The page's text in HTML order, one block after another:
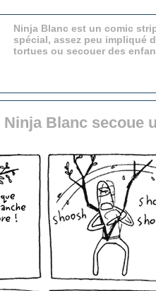
Ninja Blanc est un comic
spécial, assez peu impliqué
tortues ou secouer des
Ninja Blanc secoue